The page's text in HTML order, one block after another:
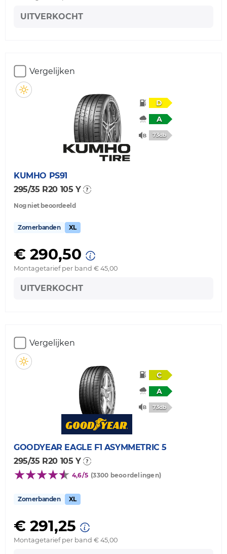
UITVERKOCHT
Vergelijken
D
A
73db
KUMHO PS91
295/35 R20 105 Y
Nog niet beoordeeld
Zomerbanden XL
€ 290,50
Montagetarief per band € 45,00
UITVERKOCHT
Vergelijken
C
A
73db
GOODYEAR EAGLE F1 ASYMMETRIC 5
295/35 R20 105 Y
4,6/5 (3300 beoordelingen)
Zomerbanden XL
€ 291,25
Montagetarief per band € 45,00